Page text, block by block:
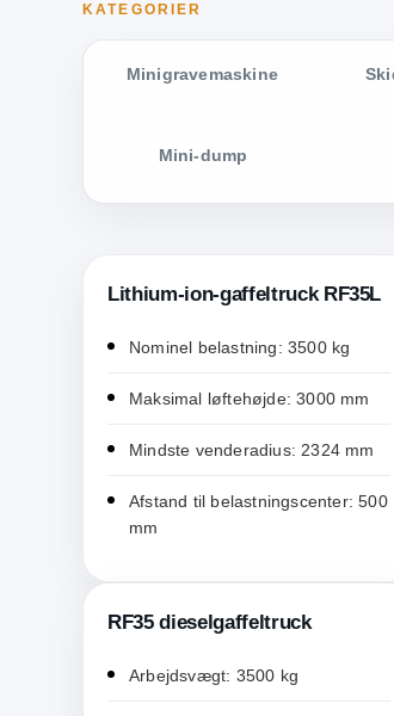
KATEGORIER
Minigravemaskine
Mini-dump
Lithium-ion-gaffeltruck RF35L
Nominel belastning: 3500 kg
Maksimal løftehøjde: 3000 mm
Mindste venderadius: 2324 mm
Afstand til belastningscenter: 500
mm
RF35 dieselgaffeltruck
Arbejdsvægt: 3500 kg